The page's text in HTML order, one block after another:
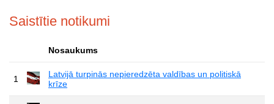
Saistītie notikumi
Nosaukums
1
Latvijā turpinās nepieredzēta valdības un politiskā
krīze